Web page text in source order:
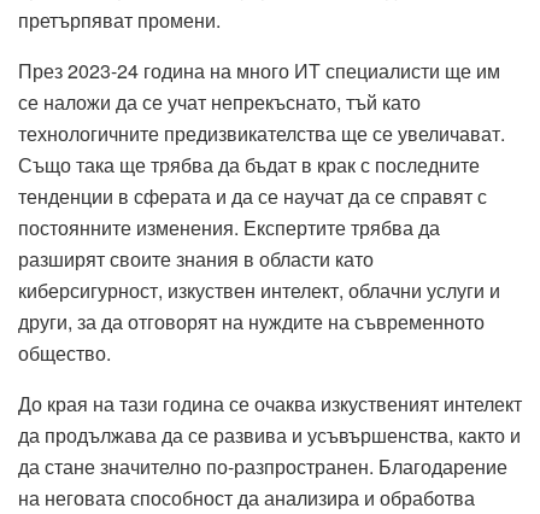
претърпяват промени.
През 2023-24 година на много ИТ специалисти ще им
се наложи да се учат непрекъснато, тъй като
технологичните предизвикателства ще се увеличават.
Също така ще трябва да бъдат в крак с последните
тенденции в сферата и да се научат да се справят с
постоянните изменения. Експертите трябва да
разширят своите знания в области като
киберсигурност, изкуствен интелект, облачни услуги и
други, за да отговорят на нуждите на съвременното
общество.
До края на тази година се очаква изкуственият интелект
да продължава да се развива и усъвършенства, както и
да стане значително по-разпространен. Благодарение
на неговата способност да анализира и обработва